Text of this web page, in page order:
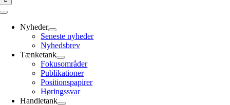
Toggle
NavigationNyheder
Seneste nyheder
Nyhedsbrev
Tænketank
Fokusområder
Publikationer
Positionspapirer
Høringssvar
Handletank